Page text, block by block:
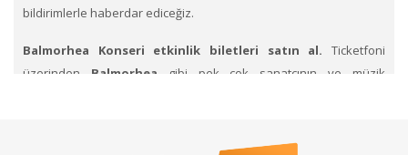
bildirimlerle haberdar ediceğiz.
Balmorhea Konseri etkinlik biletleri satın al. Ticketfoni
üzerinden Balmorhea gibi pek çok sanatçının ve müzik
üzerinden Balmorhea konser bileti satın almak